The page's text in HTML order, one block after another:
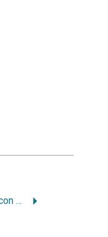
Plantaciones forestales con especies nativas para restaurar el hábitat de la lapa verde